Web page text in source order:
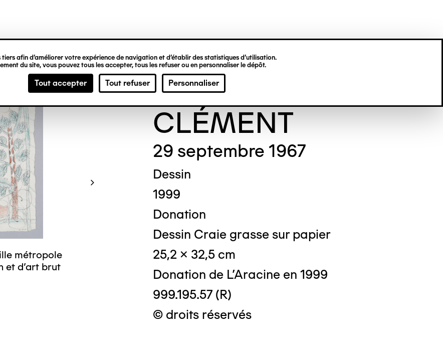
afin d’améliorer votre expérience de navigation et d’établir des statistiques d’utilisation.
du site, vous pouvez tous les accepter, tous les refuser ou en personnaliser le dépôt.
Tout accepter Tout refuser Personnaliser
métropole
et d’art brut
© Crédit photo : DUBART Cécile
Geneviève
CLÉMENT
29 septembre 1967
Dessin
1999
Donation
Dessin Craie grasse sur papier
25,2 x 32,5 cm
Donation de L'Aracine en 1999
999.195.57 (R)
© droits réservés